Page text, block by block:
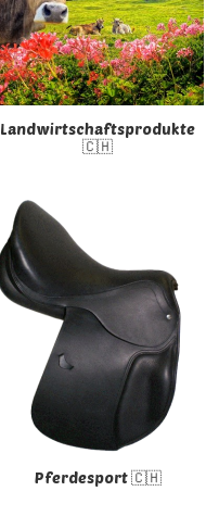
Landwirtschaftsprodukte
🇨🇭
Pferdesport 🇨🇭